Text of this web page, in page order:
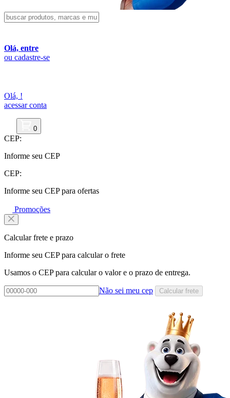
Olá, entre
ou cadastre-se
Olá, !
acessar conta
0
CEP:
Informe seu CEP
CEP:
Informe seu CEP para ofertas
Promoções
Calcular frete e prazo
Informe seu CEP para calcular o frete
Usamos o CEP para calcular o valor e o prazo de entrega.
Não sei meu cep Calcular frete